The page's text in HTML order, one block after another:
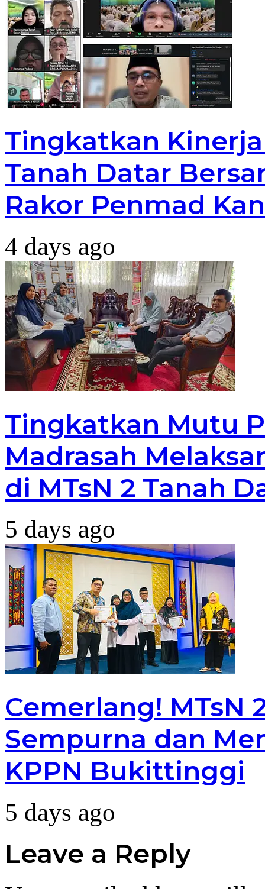
Tingkatkan
Tanah Datar
Rakor Penmad
4 days ago
Tingkatkan Mutu
Madrasah
di MTsN 2 Tanah
5 days ago
Cemerlang! MTsN
Sempurna dan
KPPN Bukittinggi
5 days ago
Leave a Reply